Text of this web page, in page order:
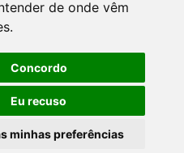
de onde vêm
Concordo
Eu recuso
minhas preferências